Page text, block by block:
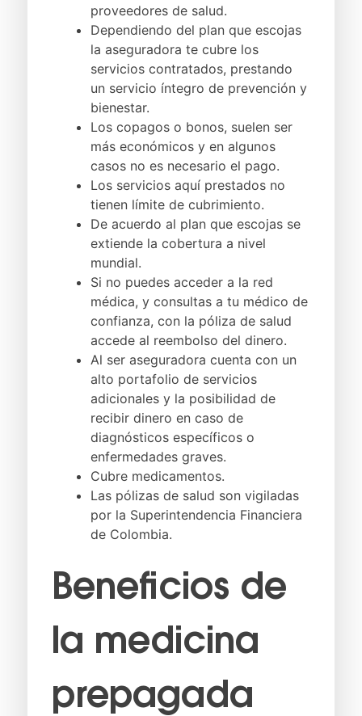
proveedores de salud.
Dependiendo del plan que escojas
la aseguradora te cubre los
servicios contratados, prestando
un servicio íntegro de prevención y
bienestar.
Los copagos o bonos, suelen ser
más económicos y en algunos
casos no es necesario el pago.
Los servicios aquí prestados no
tienen límite de cubrimiento.
De acuerdo al plan que escojas se
extiende la cobertura a nivel
mundial.
Si no puedes acceder a la red
médica, y consultas a tu médico de
confianza, con la póliza de salud
accede al reembolso del dinero.
Al ser aseguradora cuenta con un
alto portafolio de servicios
adicionales y la posibilidad de
recibir dinero en caso de
diagnósticos específicos o
enfermedades graves.
Cubre medicamentos.
Las pólizas de salud son vigiladas
por la Superintendencia Financiera
de Colombia.
Beneficios de
la medicina
prepagada